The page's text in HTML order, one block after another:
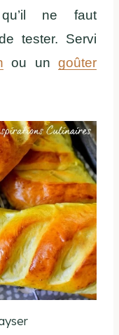
ne faut
tester. Servi
ou un goûter